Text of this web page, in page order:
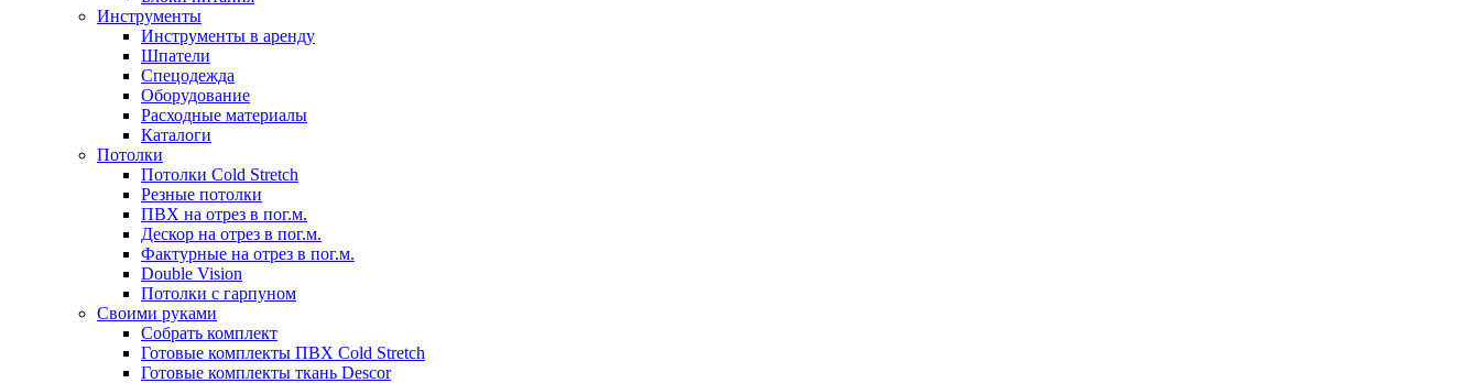
Инструменты
Инструменты в аренду
Шпатели
Спецодежда
Оборудование
Расходные материалы
Каталоги
Потолки
Потолки Cold Stretch
Резные потолки
ПВХ на отрез в пог.м.
Дескор на отрез в пог.м.
Фактурные на отрез в пог.м.
Double Vision
Потолки с гарпуном
Своими руками
Собрать комплект
Готовые комплекты ПВХ Cold Stretch
Готовые комплекты ткань Descor